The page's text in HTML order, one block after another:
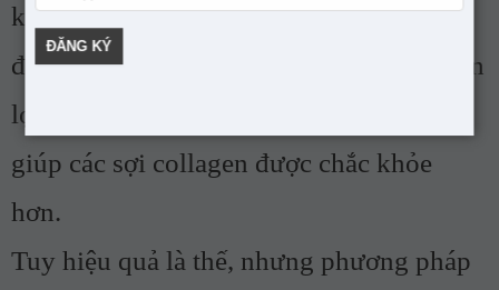
khi được đưa vào trong cơ thể sẽ từ từ
được phân giải và tạo ra môi trường thuận
lợi cho quá trình để tăng sinh Collagen,
giúp các sợi collagen được chắc khỏe
hơn.
Tuy hiệu quả là thế, nhưng phương pháp